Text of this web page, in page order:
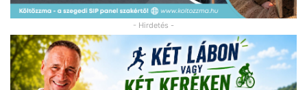
- Hirdetés -